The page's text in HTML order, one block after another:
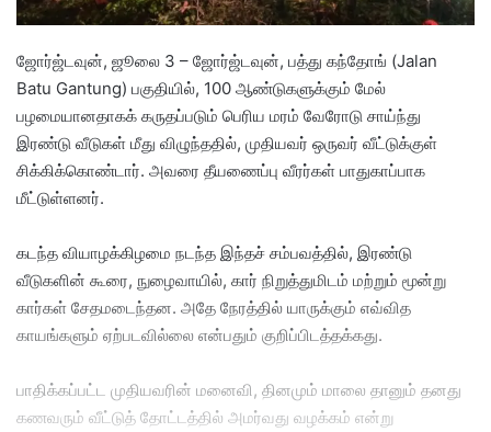
ஜோர்ஜ்டவுன், ஜூலை 3 – ஜோர்ஜ்டவுன், பத்து கந்தோங் (Jalan
Batu Gantung) பகுதியில், 100 ஆண்டுகளுக்கும் மேல்
பழமையானதாகக் கருதப்படும் பெரிய மரம் வேரோடு சாய்ந்து
இரண்டு வீடுகள் மீது விழுந்ததில், முதியவர் ஒருவர் வீட்டுக்குள்
சிக்கிக்கொண்டார். அவரை தீயணைப்பு வீரர்கள் பாதுகாப்பாக
மீட்டுள்ளனர்.
கடந்த வியாழக்கிழமை நடந்த இந்தச் சம்பவத்தில், இரண்டு
வீடுகளின் கூரை, நுழைவாயில், கார் நிறுத்துமிடம் மற்றும் மூன்று
கார்கள் சேதமடைந்தன. அதே நேரத்தில் யாருக்கும் எவ்வித
காயங்களும் ஏற்படவில்லை என்பதும் குறிப்பிடத்தக்கது.
பாதிக்கப்பட்ட முதியவரின் மனைவி, தினமும் மாலை தானும் தனது
கணவரும் வீட்டுத் தோட்டத்தில் அமர்வது வழக்கம் என்று